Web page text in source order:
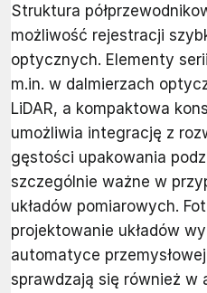
Struktura
możliwość rejestracji
optycznych. Elementy
m.in. w dalmierzach
LiDAR, a kompaktowa
umożliwia integrację z
gęstości upakowania
szczególnie ważne w
układów pomiarowych.
projektowanie układów
automatyce
sprawdzają się również w